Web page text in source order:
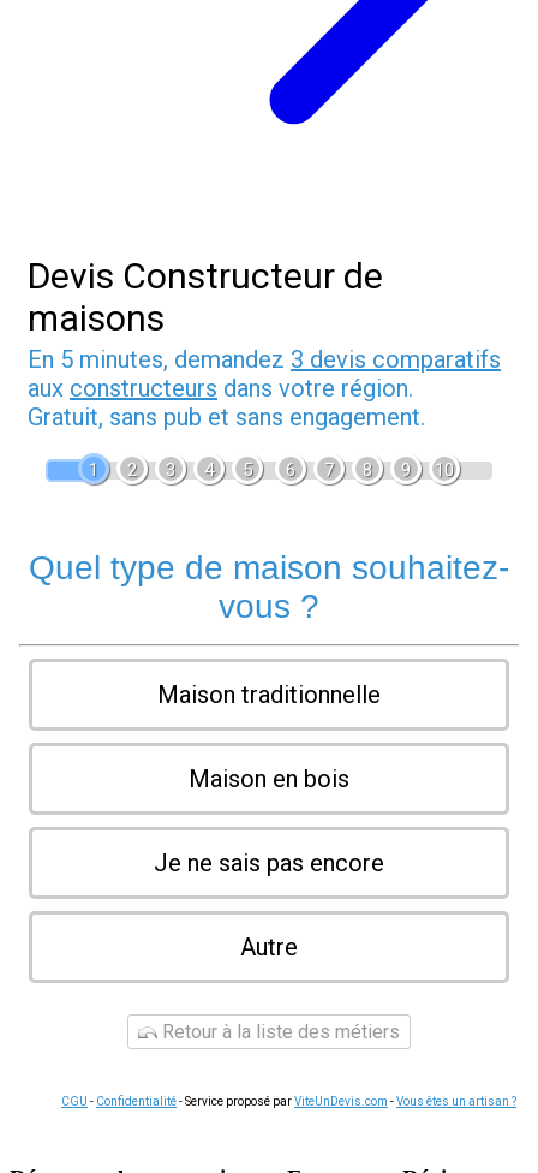
Devis Constructeur de
maisons
En 5 minutes, demandez 3 devis comparatifs
aux constructeurs dans votre région.
Gratuit, sans pub et sans engagement.
1 2 3 4 5 6 7 8 9 10
Quel type de maison souhaitez-
vous ?
Maison traditionnelle
Maison en bois
Je ne sais pas encore
Autre
Retour à la liste des métiers
CGU - Confidentialité- Service proposé parViteUnDevis.com -Vous êtes un artisan ?